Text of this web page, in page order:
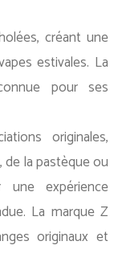
créant une
estivales. La
pour ses
originales,
la pastèque ou
expérience
La marque Z
originaux et